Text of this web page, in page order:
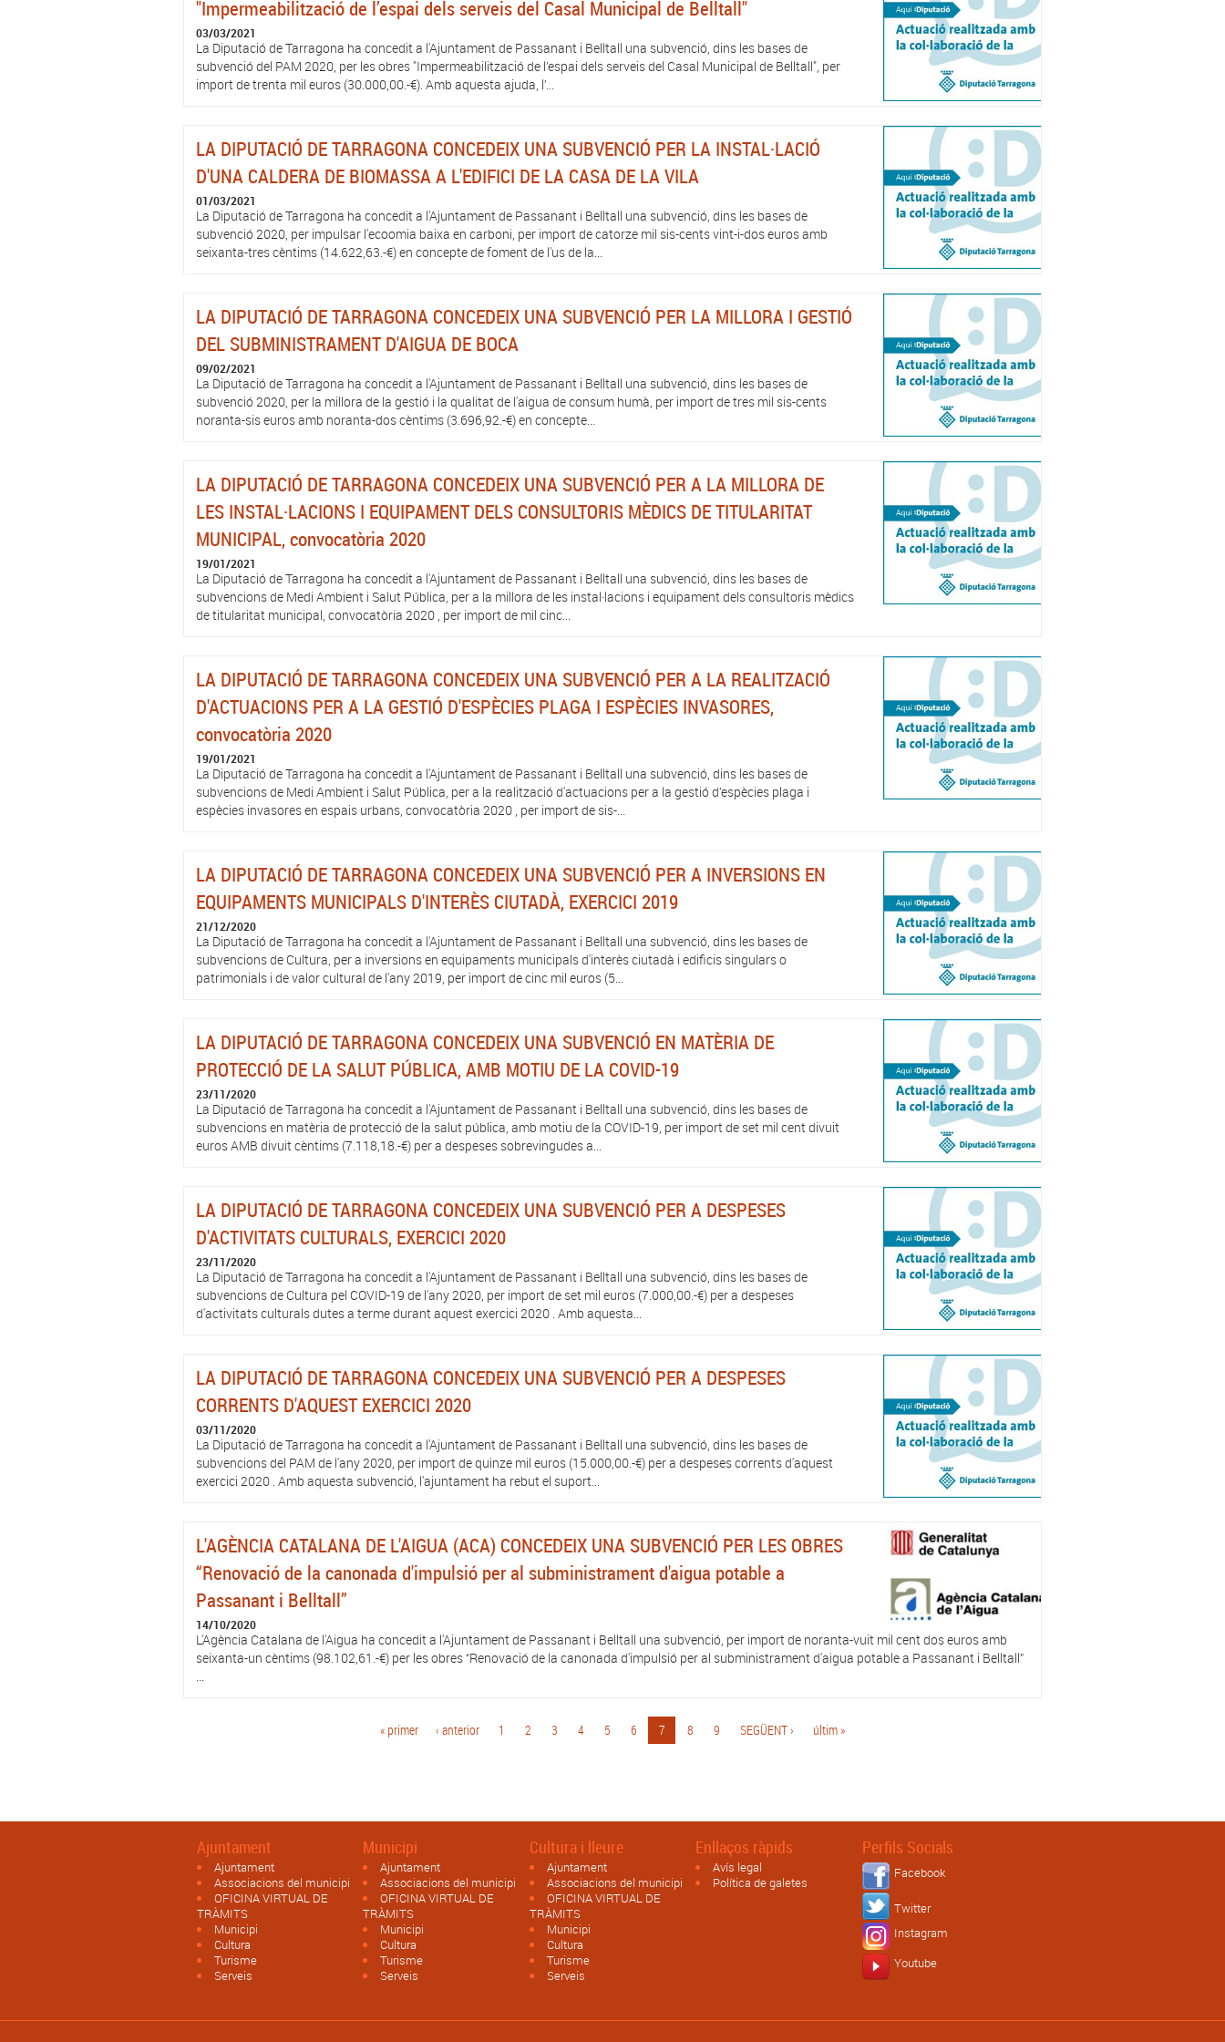
"Impermeabilització de l’espai dels serveis del Casal Municipal de Belltall"
03/03/2021
La Diputació de Tarragona ha concedit a l'Ajuntament de Passanant i Belltall una subvenció, dins les bases de
subvenció del PAM 2020, per les obres "Impermeabilització de l’espai dels serveis del Casal Municipal de Belltall", per
import de trenta mil euros (30.000,00.-€). Amb aquesta ajuda, l’...
LA DIPUTACIÓ DE TARRAGONA CONCEDEIX UNA SUBVENCIÓ PER LA INSTAL·LACIÓ
D'UNA CALDERA DE BIOMASSA A L'EDIFICI DE LA CASA DE LA VILA
01/03/2021
La Diputació de Tarragona ha concedit a l'Ajuntament de Passanant i Belltall una subvenció, dins les bases de
subvenció 2020, per impulsar l'ecoomia baixa en carboni, per import de catorze mil sis-cents vint-i-dos euros amb
seixanta-tres cèntims (14.622,63.-€) en concepte de foment de l'us de la...
LA DIPUTACIÓ DE TARRAGONA CONCEDEIX UNA SUBVENCIÓ PER LA MILLORA I GESTIÓ
DEL SUBMINISTRAMENT D'AIGUA DE BOCA
09/02/2021
La Diputació de Tarragona ha concedit a l'Ajuntament de Passanant i Belltall una subvenció, dins les bases de
subvenció 2020, per la millora de la gestió i la qualitat de l'aigua de consum humà, per import de tres mil sis-cents
noranta-sis euros amb noranta-dos cèntims (3.696,92.-€) en concepte...
LA DIPUTACIÓ DE TARRAGONA CONCEDEIX UNA SUBVENCIÓ PER A LA MILLORA DE
LES INSTAL·LACIONS I EQUIPAMENT DELS CONSULTORIS MÈDICS DE TITULARITAT
MUNICIPAL, convocatòria 2020
19/01/2021
La Diputació de Tarragona ha concedit a l'Ajuntament de Passanant i Belltall una subvenció, dins les bases de
subvencions de Medi Ambient i Salut Pública, per a la millora de les instal·lacions i equipament dels consultoris mèdics
de titularitat municipal, convocatòria 2020 , per import de mil cinc...
LA DIPUTACIÓ DE TARRAGONA CONCEDEIX UNA SUBVENCIÓ PER A LA REALITZACIÓ
D'ACTUACIONS PER A LA GESTIÓ D'ESPÈCIES PLAGA I ESPÈCIES INVASORES,
convocatòria 2020
19/01/2021
La Diputació de Tarragona ha concedit a l'Ajuntament de Passanant i Belltall una subvenció, dins les bases de
subvencions de Medi Ambient i Salut Pública, per a la realització d'actuacions per a la gestió d’espècies plaga i
espècies invasores en espais urbans, convocatòria 2020 , per import de sis-...
LA DIPUTACIÓ DE TARRAGONA CONCEDEIX UNA SUBVENCIÓ PER A INVERSIONS EN
EQUIPAMENTS MUNICIPALS D'INTERÈS CIUTADÀ, EXERCICI 2019
21/12/2020
La Diputació de Tarragona ha concedit a l'Ajuntament de Passanant i Belltall una subvenció, dins les bases de
subvencions de Cultura, per a inversions en equipaments municipals d'interès ciutadà i edificis singulars o
patrimonials i de valor cultural de l'any 2019, per import de cinc mil euros (5...
LA DIPUTACIÓ DE TARRAGONA CONCEDEIX UNA SUBVENCIÓ EN MATÈRIA DE
PROTECCIÓ DE LA SALUT PÚBLICA, AMB MOTIU DE LA COVID-19
23/11/2020
La Diputació de Tarragona ha concedit a l'Ajuntament de Passanant i Belltall una subvenció, dins les bases de
subvencions en matèria de protecció de la salut pública, amb motiu de la COVID-19, per import de set mil cent divuit
euros AMB divuit cèntims (7.118,18.-€) per a despeses sobrevingudes a...
LA DIPUTACIÓ DE TARRAGONA CONCEDEIX UNA SUBVENCIÓ PER A DESPESES
D'ACTIVITATS CULTURALS, EXERCICI 2020
23/11/2020
La Diputació de Tarragona ha concedit a l'Ajuntament de Passanant i Belltall una subvenció, dins les bases de
subvencions de Cultura pel COVID-19 de l'any 2020, per import de set mil euros (7.000,00.-€) per a despeses
d'activitats culturals dutes a terme durant aquest exercici 2020 . Amb aquesta...
LA DIPUTACIÓ DE TARRAGONA CONCEDEIX UNA SUBVENCIÓ PER A DESPESES
CORRENTS D'AQUEST EXERCICI 2020
03/11/2020
La Diputació de Tarragona ha concedit a l'Ajuntament de Passanant i Belltall una subvenció, dins les bases de
subvencions del PAM de l'any 2020, per import de quinze mil euros (15.000,00.-€) per a despeses corrents d'aquest
exercici 2020 . Amb aquesta subvenció, l'ajuntament ha rebut el suport...
L'AGÈNCIA CATALANA DE L'AIGUA (ACA) CONCEDEIX UNA SUBVENCIÓ PER LES OBRES
“Renovació de la canonada d'impulsió per al subministrament d'aigua potable a
Passanant i Belltall”
14/10/2020
L'Agència Catalana de l'Aigua ha concedit a l'Ajuntament de Passanant i Belltall una subvenció, per import de noranta-vuit mil cent dos euros amb
seixanta-un cèntims (98.102,61.-€) per les obres “Renovació de la canonada d'impulsió per al subministrament d'aigua potable a Passanant i Belltall”
...
« primer ‹ anterior 1 2 3 4 5 6 7 8 9 SEGÜENT › últim »
Ajuntament
Ajuntament
Associacions del municipi
OFICINA VIRTUAL DE
TRÀMITS
Municipi
Cultura
Turisme
Serveis
Municipi
Ajuntament
Associacions del municipi
OFICINA VIRTUAL DE
TRÀMITS
Municipi
Cultura
Turisme
Serveis
Cultura i lleure
Ajuntament
Associacions del municipi
OFICINA VIRTUAL DE
TRÀMITS
Municipi
Cultura
Turisme
Serveis
Enllaços ràpids
Avís legal
Política de galetes
Perfils Socials
Facebook
Twitter
Instagram
Youtube